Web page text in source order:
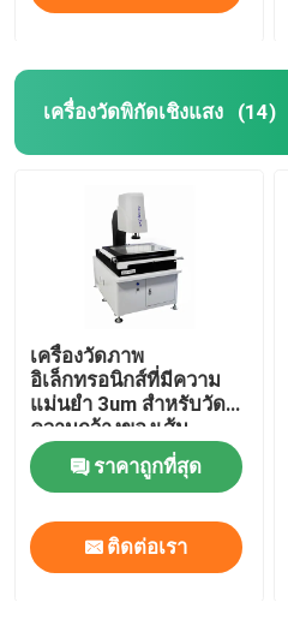
เครื่องวัดพิกัดเชิงแสง (14)
เครื่องวัดภาพ
อิเล็กทรอนิกส์ที่มีความ
แม่นยำ 3um สำหรับวัด
ความกว้างของเส้น
ITO/TFT และการ
ควบคุมความเร็วด้วยมือ
ราคาถูกที่สุด
ติดต่อเรา